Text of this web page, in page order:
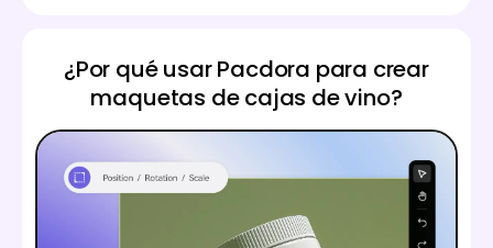
¿Por qué usar Pacdora para crear
maquetas de cajas de vino?